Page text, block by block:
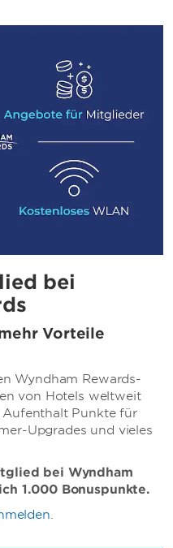
bei
Vorteile
Wyndham Rewards-
von Hotels weltweit
Aufenthalt Punkte für
Upgrades und vieles
bei Wyndham
1.000 Bonuspunkte.
.